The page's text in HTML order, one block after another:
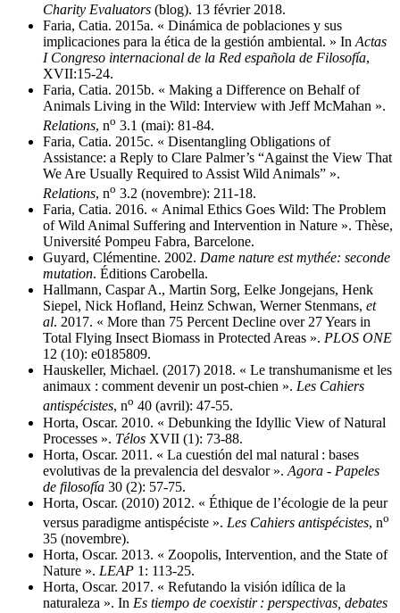
Charity Evaluators (blog). 13 février 2018.
Faria, Catia. 2015a. « Dinámica de poblaciones y sus
implicaciones para la ética de la gestión ambiental. » In Actas
I Congreso internacional de la Red española de Filosofía,
XVII:15‑24.
Faria, Catia. 2015b. « Making a Difference on Behalf of
Animals Living in the Wild: Interview with Jeff McMahan ».
Relations, no 3.1 (mai): 81‑84.
Faria, Catia. 2015c. « Disentangling Obligations of
Assistance: a Reply to Clare Palmer’s “Against the View That
We Are Usually Required to Assist Wild Animals” ».
Relations, no 3.2 (novembre): 211‑18.
Faria, Catia. 2016. « Animal Ethics Goes Wild: The Problem
of Wild Animal Suffering and Intervention in Nature ». Thèse,
Université Pompeu Fabra, Barcelone.
Guyard, Clémentine. 2002. Dame nature est mythée: seconde
mutation. Éditions Carobella.
Hallmann, Caspar A., Martin Sorg, Eelke Jongejans, Henk
Siepel, Nick Hofland, Heinz Schwan, Werner Stenmans, et
al. 2017. « More than 75 Percent Decline over 27 Years in
Total Flying Insect Biomass in Protected Areas ». PLOS ONE
12 (10): e0185809.
Hauskeller, Michael. (2017) 2018. « Le transhumanisme et les
animaux : comment devenir un post-chien ». Les Cahiers
antispécistes, no 40 (avril): 47‑55.
Horta, Oscar. 2010. « Debunking the Idyllic View of Natural
Processes ». Télos XVII (1): 73‑88.
Horta, Oscar. 2011. « La cuestión del mal natural : bases
evolutivas de la prevalencia del desvalor ». Agora - Papeles
de filosofía 30 (2): 57‑75.
Horta, Oscar. (2010) 2012. « Éthique de l’écologie de la peur
versus paradigme antispéciste ». Les Cahiers antispécistes, no
35 (novembre).
Horta, Oscar. 2013. « Zoopolis, Intervention, and the State of
Nature ». LEAP 1: 113‑25.
Horta, Oscar. 2017. « Refutando la visión idílica de la
naturaleza ». In Es tiempo de coexistir : perspectivas, debates